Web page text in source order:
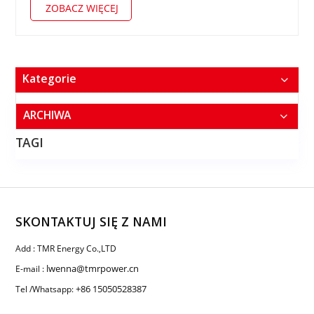
ZOBACZ WIĘCEJ
Kategorie
ARCHIWA
TAGI
SKONTAKTUJ SIĘ Z NAMI
Add : TMR Energy Co.,LTD
E-mail : lwenna@tmrpower.cn
Tel /Whatsapp:+86 15050528387